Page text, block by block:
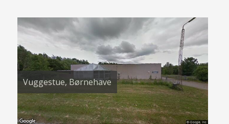
Vuggestue, Børnehave